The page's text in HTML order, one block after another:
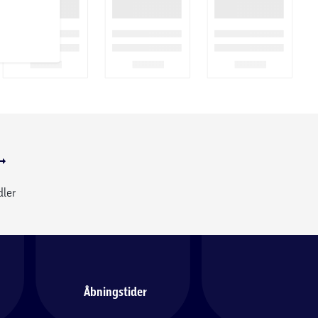
Åbningstider